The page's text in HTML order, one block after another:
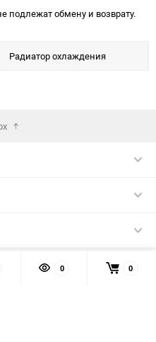
подлежат обмену и возврату.
Радиатор охлаждения
0 0